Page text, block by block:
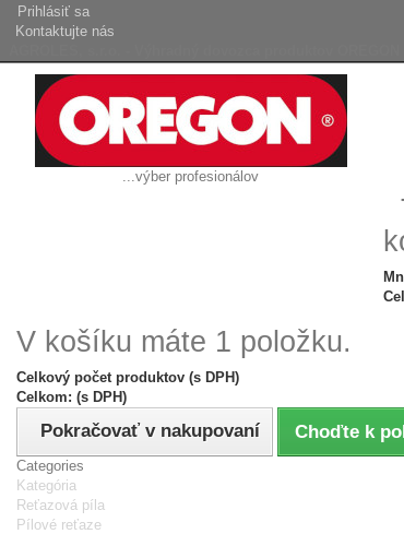
Prihlásiť sa
Kontaktujte nás
...výber profesionálov
V košíku máte 1 položku.
Celkový počet produktov (s DPH)
Celkom: (s DPH)
Pokračovať v nakupovaní Choďte k
Categories
Kategória
Reťazová píla
Pílové reťaze